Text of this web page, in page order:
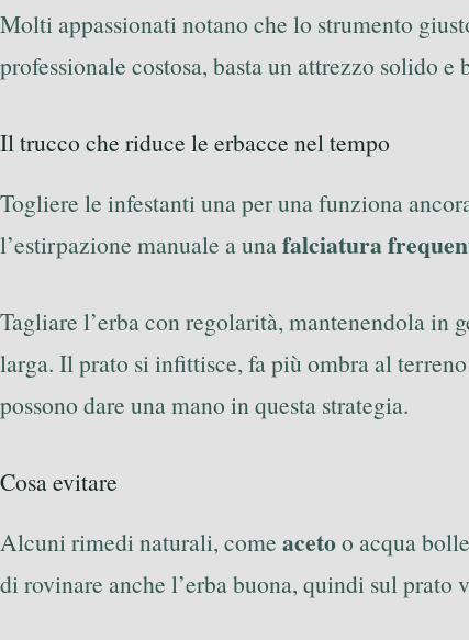
Molti appassionati notano che lo strumento
professionale costosa, basta un attrezzo solido e
Il trucco che riduce le erbacce nel tempo
Togliere le infestanti una per una funziona
l’estirpazione manuale a unafalciatura
Tagliare l’erba con regolarità, mantenendola in
larga. Il prato si infittisce, fa più ombra al
possono dare una mano in questa strategia.
Cosa evitare
Alcuni rimedi naturali, come acetoo acqua
di rovinare anche l’erba buona, quindi sul prato